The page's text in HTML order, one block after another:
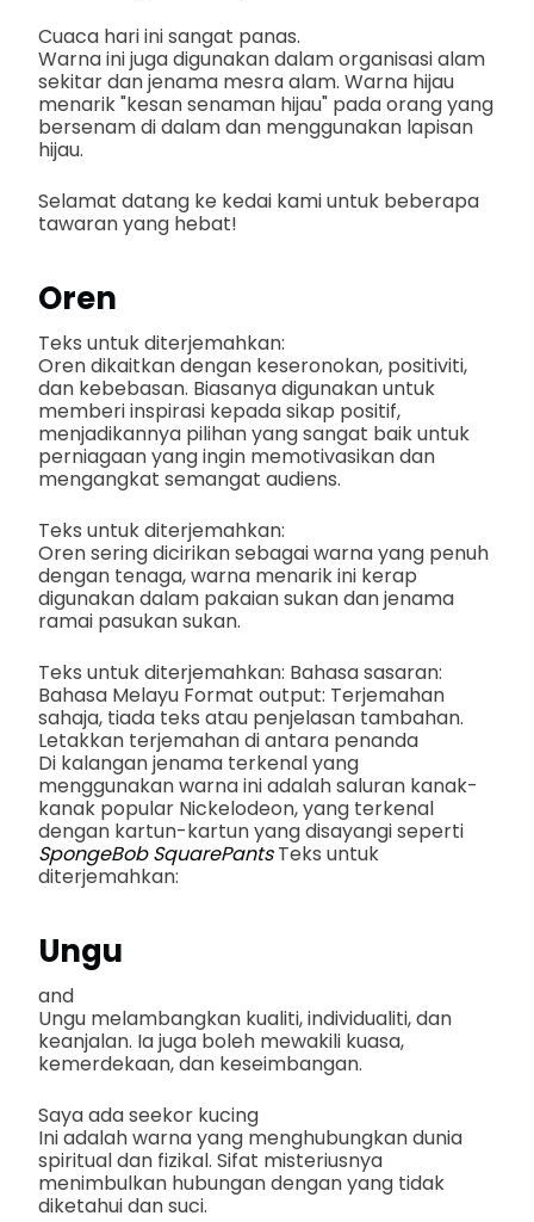
Cuaca hari ini sangat panas.
Warna ini juga digunakan dalam organisasi alam
sekitar dan jenama mesra alam. Warna hijau
menarik "kesan senaman hijau" pada orang yang
bersenam di dalam dan menggunakan lapisan
hijau.
Selamat datang ke kedai kami untuk beberapa
tawaran yang hebat!
Oren
Teks untuk diterjemahkan:
Oren dikaitkan dengan keseronokan, positiviti,
dan kebebasan. Biasanya digunakan untuk
memberi inspirasi kepada sikap positif,
menjadikannya pilihan yang sangat baik untuk
perniagaan yang ingin memotivasikan dan
mengangkat semangat audiens.
Teks untuk diterjemahkan:
Oren sering dicirikan sebagai warna yang penuh
dengan tenaga, warna menarik ini kerap
digunakan dalam pakaian sukan dan jenama
ramai pasukan sukan.
Teks untuk diterjemahkan: Bahasa sasaran:
Bahasa Melayu Format output: Terjemahan
sahaja, tiada teks atau penjelasan tambahan.
Letakkan terjemahan di antara penanda
Di kalangan jenama terkenal yang
menggunakan warna ini adalah saluran kanak-
kanak popular Nickelodeon, yang terkenal
dengan kartun-kartun yang disayangi seperti
SpongeBob SquarePantsTeks untuk
diterjemahkan:
Ungu
and
Ungu melambangkan kualiti, individualiti, dan
keanjalan. Ia juga boleh mewakili kuasa,
kemerdekaan, dan keseimbangan.
Saya ada seekor kucing
Ini adalah warna yang menghubungkan dunia
spiritual dan fizikal. Sifat misteriusnya
menimbulkan hubungan dengan yang tidak
diketahui dan suci.